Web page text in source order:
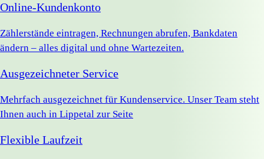
Online-Kundenkonto
Zählerstände eintragen, Rechnungen abrufen, Bankdaten
ändern – alles digital und ohne Wartezeiten.
Ausgezeichneter Service
Mehrfach ausgezeichnet für Kundenservice. Unser Team steht
Ihnen auch in Lippetal zur Seite
Flexible Laufzeit